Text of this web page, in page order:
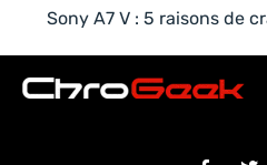
Sony A7 V : 5 raisons de